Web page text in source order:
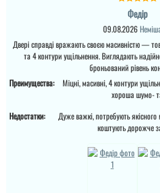
Руслана
Федір
09.08.2026
Двері справді вражають своєю масивністю —
та 4 контури ущільнення. Виглядають
броньований рівень
Преимущества:
Міцні, масивні, 4 контури
хороша шумо-
Недостатки:
Дуже важкі, потребують
коштують дорожче